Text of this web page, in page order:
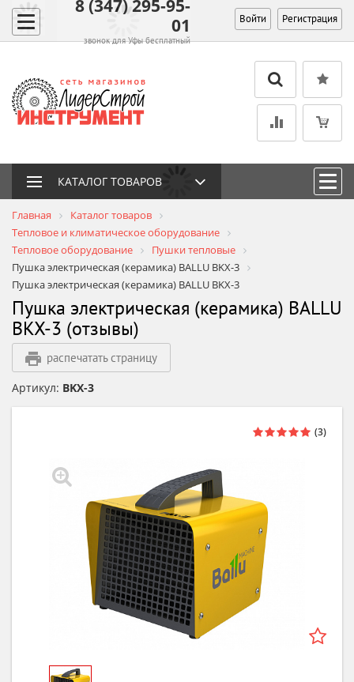
8 (347) 295-95-
01
звонок для Уфы бесплатный
Войти Регистрация
КАТАЛОГ ТОВАРОВ
Главная
Каталог товаров
Тепловое и климатическое оборудование
Тепловое оборудование
Пушки тепловые
Пушка электрическая (керамика) BALLU BKX-3
Пушка электрическая (керамика) BALLU BKX-3
Пушка электрическая (керамика) BALLU
BKX-3 (отзывы)
распечатать страницу
Артикул: BKX-3